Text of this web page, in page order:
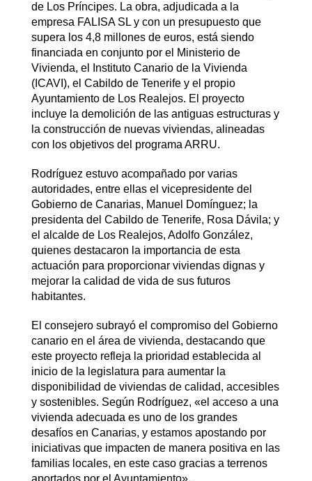
de Los Príncipes. La obra, adjudicada a la
empresa FALISA SL y con un presupuesto que
supera los 4,8 millones de euros, está siendo
financiada en conjunto por el Ministerio de
Vivienda, el Instituto Canario de la Vivienda
(ICAVI), el Cabildo de Tenerife y el propio
Ayuntamiento de Los Realejos. El proyecto
incluye la demolición de las antiguas estructuras y
la construcción de nuevas viviendas, alineadas
con los objetivos del programa ARRU.
Rodríguez estuvo acompañado por varias
autoridades, entre ellas el vicepresidente del
Gobierno de Canarias, Manuel Domínguez; la
presidenta del Cabildo de Tenerife, Rosa Dávila; y
el alcalde de Los Realejos, Adolfo González,
quienes destacaron la importancia de esta
actuación para proporcionar viviendas dignas y
mejorar la calidad de vida de sus futuros
habitantes.
El consejero subrayó el compromiso del Gobierno
canario en el área de vivienda, destacando que
este proyecto refleja la prioridad establecida al
inicio de la legislatura para aumentar la
disponibilidad de viviendas de calidad, accesibles
y sostenibles. Según Rodríguez, «el acceso a una
vivienda adecuada es uno de los grandes
desafíos en Canarias, y estamos apostando por
iniciativas que impacten de manera positiva en las
familias locales, en este caso gracias a terrenos
aportados por el Ayuntamiento».